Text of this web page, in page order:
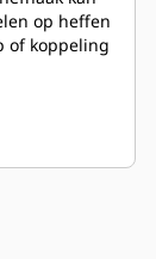
op heffen
of koppeling